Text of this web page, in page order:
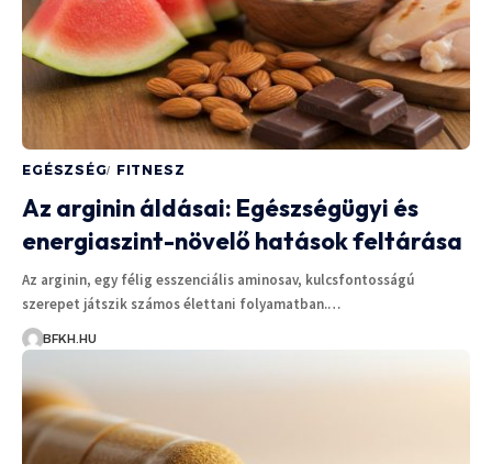
EGÉSZSÉG FITNESZ
Az arginin áldásai: Egészségügyi és
energiaszint-növelő hatások feltárása
Az arginin, egy félig esszenciális aminosav, kulcsfontosságú
szerepet játszik számos élettani folyamatban.…
BFKH.HU